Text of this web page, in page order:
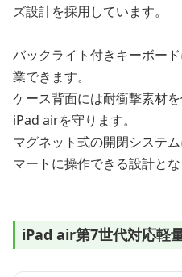
ズ設計を採用しています。
バックライト付きキーボー
業できます。
ケース背面には耐衝撃素材
iPad airを守ります。
マグネット式の開閉システ
マートに操作できる設計とな
iPad air第7世代対応軽